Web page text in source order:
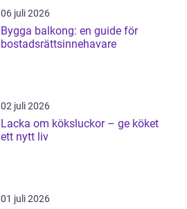
06 juli 2026
Bygga balkong: en guide för
bostadsrättsinnehavare
02 juli 2026
Lacka om köksluckor – ge köket
ett nytt liv
01 juli 2026